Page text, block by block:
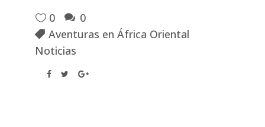
0
0
Aventuras en África Oriental
Noticias